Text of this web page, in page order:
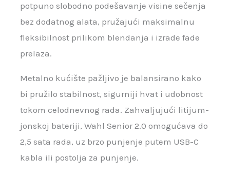
potpuno slobodno podešavanje visine sečenja
bez dodatnog alata, pružajući maksimalnu
fleksibilnost prilikom blendanja i izrade fade
prelaza.
Metalno kućište pažljivo je balansirano kako
bi pružilo stabilnost, sigurniji hvat i udobnost
tokom celodnevnog rada. Zahvaljujući litijum-
jonskoj bateriji, Wahl Senior 2.0 omogućava do
2,5 sata rada, uz brzo punjenje putem USB-C
kabla ili postolja za punjenje.